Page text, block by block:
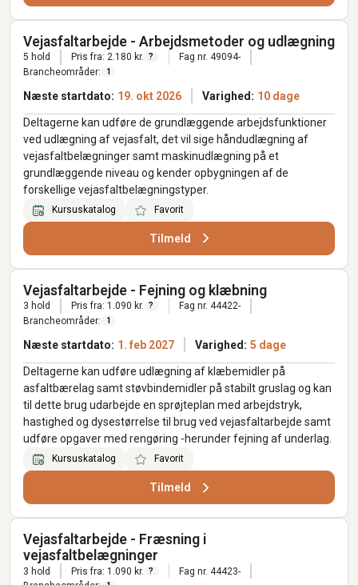
Vejasfaltarbejde - Arbejdsmetoder og udlægning
5 hold Pris fra: 2.180 kr. ?
Fag nr. 49094-
Brancheområder:
1
Næste startdato: 19. okt 2026 Varighed: 10 dage
Deltagerne kan udføre de grundlæggende arbejdsfunktioner
ved udlægning af vejasfalt, det vil sige håndudlægning af
vejasfaltbelægninger samt maskinudlægning på et
grundlæggende niveau og kender opbygningen af de
forskellige vejasfaltbelægningstyper.
Kursuskatalog Favorit
Tilmeld
Vejasfaltarbejde - Fejning og klæbning
3 hold Pris fra: 1.090 kr. ?
Fag nr. 44422-
Brancheområder:
1
Næste startdato: 1. feb 2027 Varighed: 5 dage
Deltagerne kan udføre udlægning af klæbemidler på
asfaltbærelag samt støvbindemidler på stabilt gruslag og kan
til dette brug udarbejde en sprøjteplan med arbejdstryk,
hastighed og dysestørrelse til brug ved vejasfaltarbejde samt
udføre opgaver med rengøring -herunder fejning af underlag.
Kursuskatalog Favorit
Tilmeld
Vejasfaltarbejde - Fræsning i
vejasfaltbelægninger
3 hold Pris fra: 1.090 kr. ?
Fag nr. 44423-